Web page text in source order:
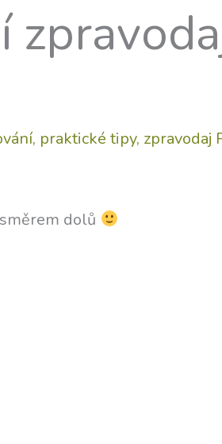
, praktické tipy, zpravodaj
dolů